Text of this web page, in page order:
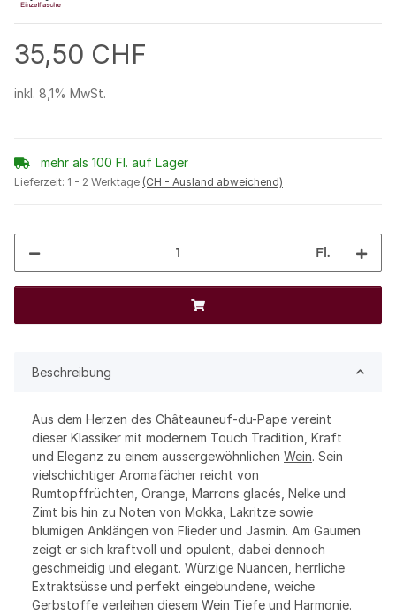
35,50 CHF
inkl. 8,1% MwSt.
mehr als 100 Fl. auf Lager
Lieferzeit: 1 - 2 Werktage (CH - Ausland abweichend)
Fl.
Beschreibung
Aus dem Herzen des Châteauneuf-du-Pape vereint
dieser Klassiker mit modernem Touch Tradition, Kraft
und Eleganz zu einem aussergewöhnlichen Wein. Sein
vielschichtiger Aromafächer reicht von
Rumtopffrüchten, Orange, Marrons glacés, Nelke und
Zimt bis hin zu Noten von Mokka, Lakritze sowie
blumigen Anklängen von Flieder und Jasmin. Am Gaumen
zeigt er sich kraftvoll und opulent, dabei dennoch
geschmeidig und elegant. Würzige Nuancen, herrliche
Extraktsüsse und perfekt eingebundene, weiche
Gerbstoffe verleihen diesem Wein Tiefe und Harmonie.